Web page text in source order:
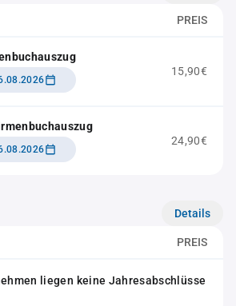
PREIS
15,90€
24,90€
Details
PREIS
liegen keine Jahresabschlüsse